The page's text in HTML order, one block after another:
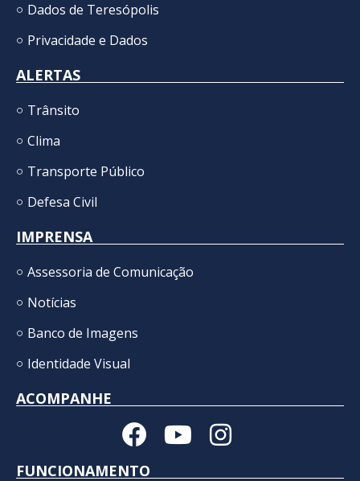
Dados de Teresópolis
Privacidade e Dados
ALERTAS
Trânsito
Clima
Transporte Público
Defesa Civil
IMPRENSA
Assessoria de Comunicação
Notícias
Banco de Imagens
Identidade Visual
ACOMPANHE
FUNCIONAMENTO